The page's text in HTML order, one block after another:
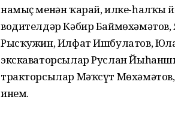
намыҫ менән ҡарай, илке-һалҡы
водителдәр Кәбир
Рысҡужин, Илфат Ишбулатов,
экскаваторсылар Руслан
тракторсылар Мәҡсүт
инем.